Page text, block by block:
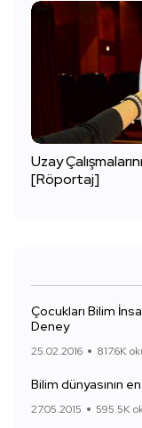
Uzay
[Röportaj]
Çocukları Bilim
Deney
25.02.2016 817.6K
Bilim dünyasının
27.05.2015 595.5K